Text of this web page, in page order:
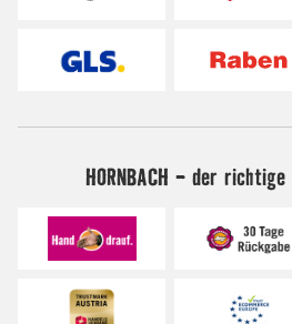
HORNBACH - der